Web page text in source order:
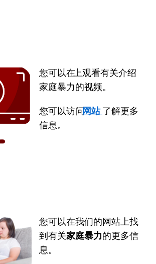
您可以在YouTube 上观看有关介绍
家庭暴力的视频。
您可以访问YouTube 网站了解更多
信息。
您可以在我们的网站上找
到有关家庭暴力的更多信
息。